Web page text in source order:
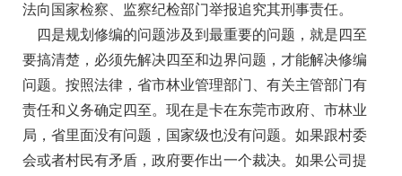
法向国家检察、监察纪检部门举报追究其刑事责任。
四是规划修编的问题涉及到最重要的问题，就是四至
要搞清楚，必须先解决四至和边界问题，才能解决修编
问题。按照法律，省市林业管理部门、有关主管部门有
责任和义务确定四至。现在是卡在东莞市政府、市林业
局，省里面没有问题，国家级也没有问题。如果跟村委
会或者村民有矛盾，政府要作出一个裁决。如果公司提